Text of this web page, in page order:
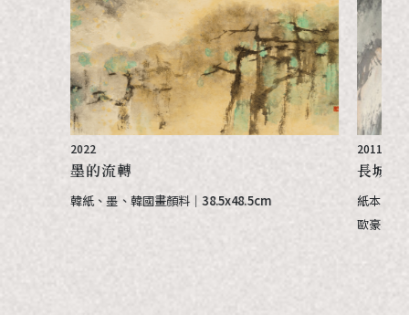
2022
墨的流轉
韓紙、墨、韓國畫顏料 ｜38.5x48.5cm
2011
長城登
紙本
歐豪年美